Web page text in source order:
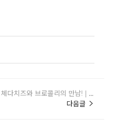
[제품소개] 영국산 체다치즈와 브로콜리의 만남! | 체다브로콜리스프
다음글